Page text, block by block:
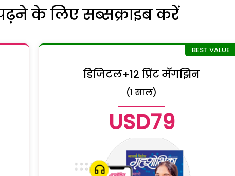
के लिए सब्सक्राइब करें
डिजिटल+१२ प्रिंट मॅगझिन
(1 साल)
USD79